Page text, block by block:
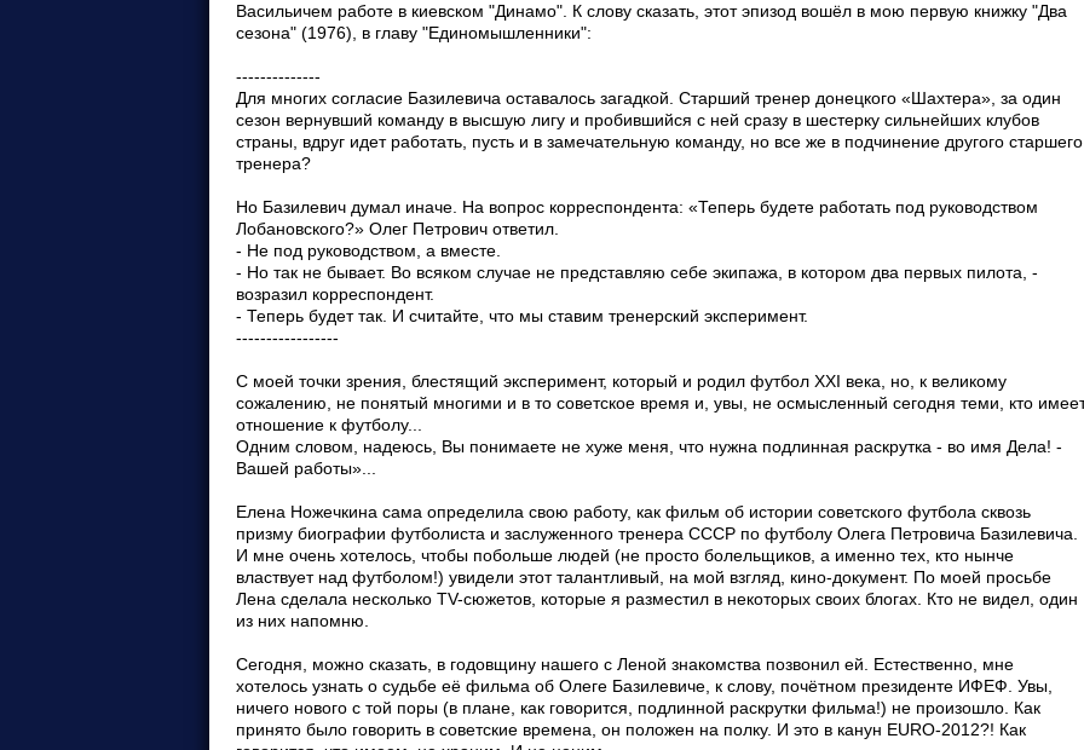
Васильичем работе в киевском "Динамо". К слову сказать, этот эпизод вошёл в мою первую книжку "Два
сезона" (1976), в главу "Единомышленники":
--------------
Для многих согласие Базилевича оставалось загадкой. Старший тренер донецкого «Шахтера», за один
сезон вернувший команду в высшую лигу и пробившийся с ней сразу в шестерку сильнейших клубов
страны, вдруг идет работать, пусть и в замечательную команду, но все же в подчинение другого старшего
тренера?
Но Базилевич думал иначе. На вопрос корреспондента: «Теперь будете работать под руководством
Лобановского?» Олег Петрович ответил.
- Не под руководством, а вместе.
- Но так не бывает. Во всяком случае не представляю себе экипажа, в котором два первых пилота, -
возразил корреспондент.
- Теперь будет так. И считайте, что мы ставим тренерский эксперимент.
-----------------
С моей точки зрения, блестящий эксперимент, который и родил футбол ХХI века, но, к великому
сожалению, не понятый многими и в то советское время и, увы, не осмысленный сегодня теми, кто
отношение к футболу...
Одним словом, надеюсь, Вы понимаете не хуже меня, что нужна подлинная раскрутка - во имя Дела! -
Вашей работы»...
Елена Ножечкина сама определила свою работу, как фильм об истории советского футбола сквозь
призму биографии футболиста и заслуженного тренера СССР по футболу Олега Петровича Базилевича.
И мне очень хотелось, чтобы побольше людей (не просто болельщиков, а именно тех, кто нынче
властвует над футболом!) увидели этот талантливый, на мой взгляд, кино-документ. По моей просьбе
Лена сделала несколько TV-сюжетов, которые я разместил в некоторых своих блогах. Кто не видел, один
из них напомню.
Сегодня, можно сказать, в годовщину нашего с Леной знакомства позвонил ей. Естественно, мне
хотелось узнать о судьбе её фильма об Олеге Базилевиче, к слову, почётном президенте ИФЕФ. Увы,
ничего нового с той поры (в плане, как говорится, подлинной раскрутки фильма!) не произошло. Как
принято было говорить в советские времена, он положен на полку. И это в канун EURO-2012?! Как